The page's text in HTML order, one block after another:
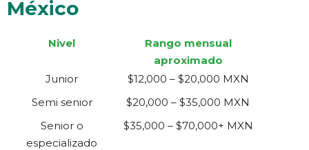
México
Nivel
Rango mensual
aproximado
Junior
$12,000 – $20,000 MXN
Semi senior
$20,000 – $35,000 MXN
Senior o
especializado
$35,000 – $70,000+ MXN